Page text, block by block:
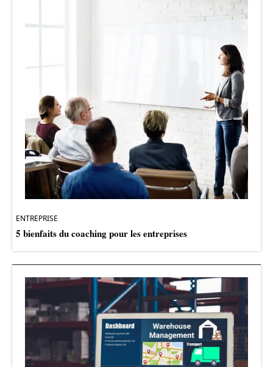
ENTREPRISE
5 bienfaits du coaching pour les entreprises